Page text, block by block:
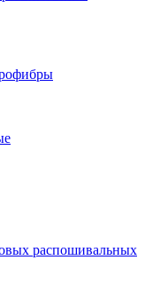
распошивальных